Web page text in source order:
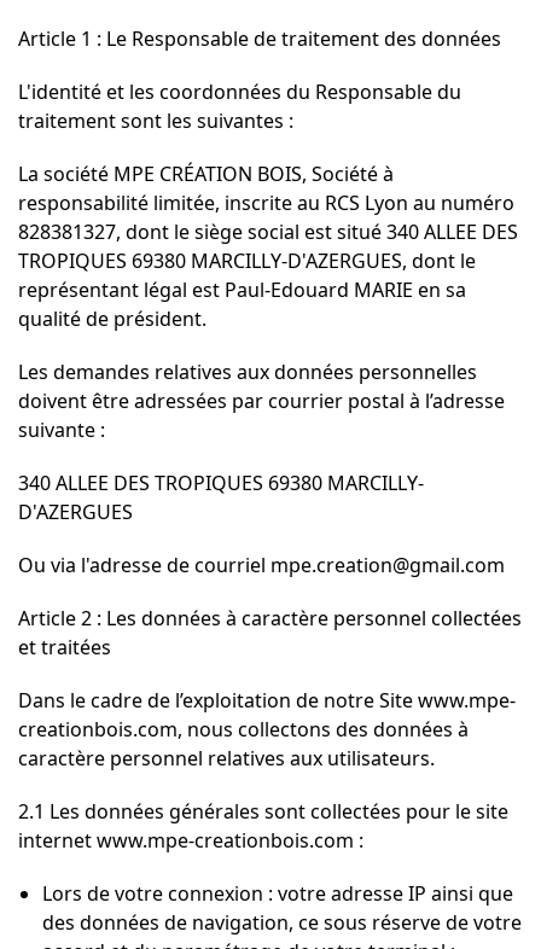
Article 1 : Le Responsable de traitement des données
L'identité et les coordonnées du Responsable du
traitement sont les suivantes :
La société MPE CRÉATION BOIS, Société à
responsabilité limitée, inscrite au RCS Lyon au numéro
828381327, dont le siège social est situé 340 ALLEE DES
TROPIQUES 69380 MARCILLY-D'AZERGUES, dont le
représentant légal est Paul-Edouard MARIE en sa
qualité de président.
Les demandes relatives aux données personnelles
doivent être adressées par courrier postal à l’adresse
suivante :
340 ALLEE DES TROPIQUES 69380 MARCILLY-
D'AZERGUES
Ou via l'adresse de courriel mpe.creation@gmail.com
Article 2 : Les données à caractère personnel collectées
et traitées
Dans le cadre de l’exploitation de notre Site www.mpe-
creationbois.com, nous collectons des données à
caractère personnel relatives aux utilisateurs.
2.1 Les données générales sont collectées pour le site
internet www.mpe-creationbois.com :
Lors de votre connexion : votre adresse IP ainsi que
des données de navigation, ce sous réserve de votre